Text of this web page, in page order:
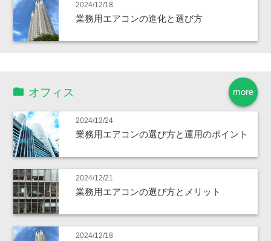
2024/12/18
業務用エアコンの進化と選び方
more
オフィス
2024/12/24
業務用エアコンの選び方と運用のポイント
2024/12/21
業務用エアコンの選び方とメリット
2024/12/18